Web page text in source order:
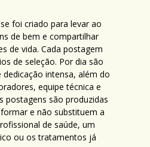
foi criado para levar ao
de bem e compartilhar
de vida. Cada postagem
de seleção. Por dia são
intensa, além do
equipe técnica e
postagens são produzidas
e não substituem a
de saúde, um
ou os tratamentos já